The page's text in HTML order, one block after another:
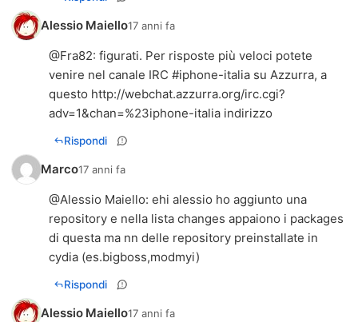
Alessio Maiello17 anni fa
@Fra82: figurati. Per risposte più veloci potete
venire nel canale IRC #iphone-italia su Azzurra, a
questo http://webchat.azzurra.org/irc.cgi?
adv=1&chan=%23iphone-italia indirizzo
Rispondi
Marco17 anni fa
@Alessio Maiello: ehi alessio ho aggiunto una
repository e nella lista changes appaiono i packages
di questa ma nn delle repository preinstallate in
cydia (es.bigboss,modmyi)
Rispondi
Alessio Maiello17 anni fa